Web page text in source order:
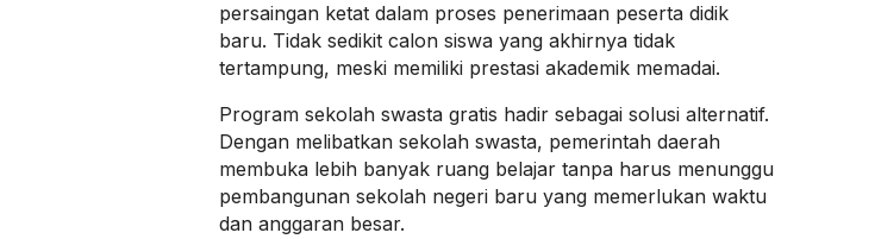
persaingan ketat dalam proses penerimaan peserta didik
baru. Tidak sedikit calon siswa yang akhirnya tidak
tertampung, meski memiliki prestasi akademik memadai.
Program sekolah swasta gratis hadir sebagai solusi alternatif.
Dengan melibatkan sekolah swasta, pemerintah daerah
membuka lebih banyak ruang belajar tanpa harus menunggu
pembangunan sekolah negeri baru yang memerlukan waktu
dan anggaran besar.